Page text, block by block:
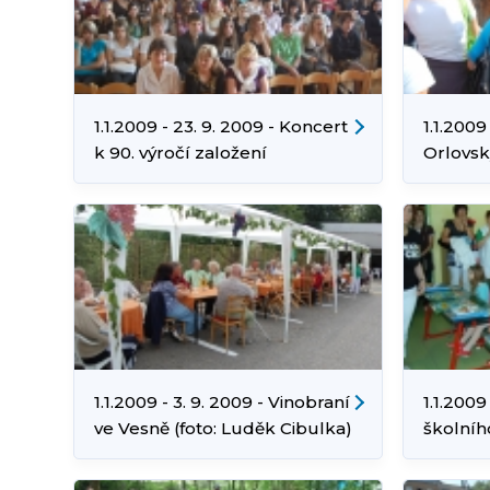
1.1.2009 - 23. 9. 2009 - Koncert
k 90. výročí založení
Luděk Cibulka)
1.1.2009 - 3. 9. 2009 - Vinobraní
ve Vesně (foto: Luděk Cibulka)